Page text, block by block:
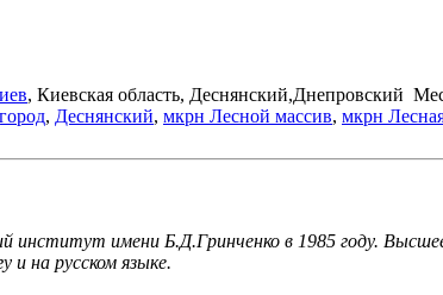
, Киевская область, Деснянский,Днепровский
, Деснянский, мкрн Лесной массив, мкрн
институт имени Б.Д.Гринченко в 1985 году.
и на русском языке.